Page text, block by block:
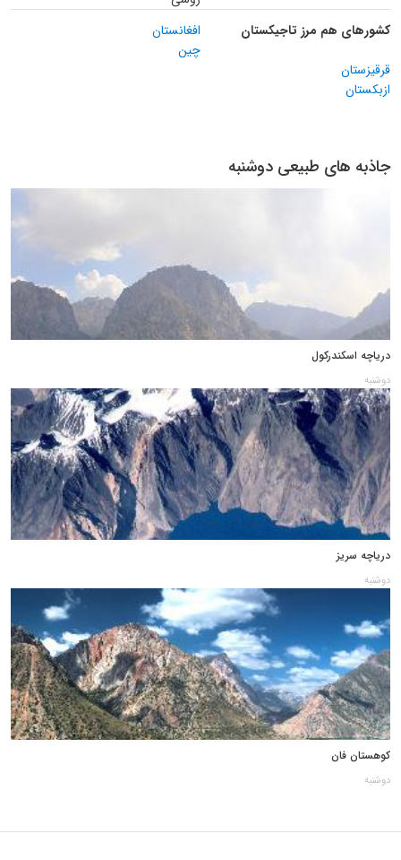
کشورهای هم مرز تاجیکستان
افغانستان
چین
قرقیزستان
ازبکستان
جاذبه های طبیعی دوشنبه
دریاچه اسکندرکول
دوشنبه
دریاچه سریز
دوشنبه
کوهستان فان
دوشنبه